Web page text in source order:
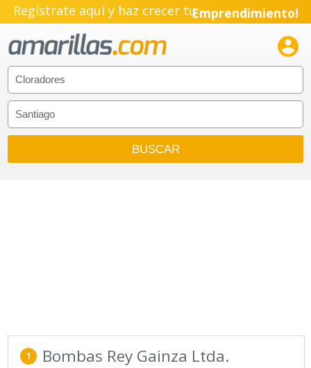
Regístrate aquí y haz crecer tuEmprendimiento!

1 Bombas Rey Gainza Ltda.